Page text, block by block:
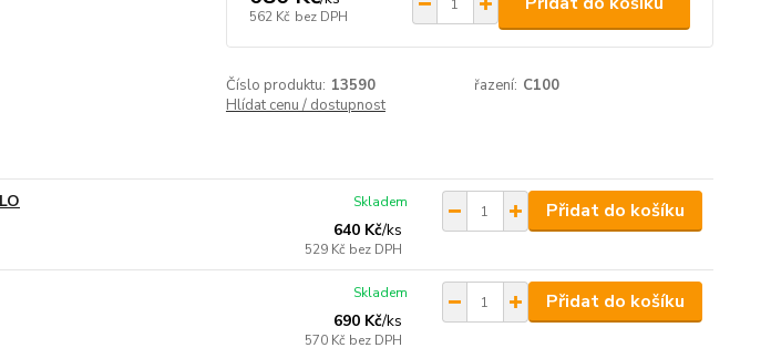
562 Kč bez DPH
Číslo produktu: 13590 řazení: C100
Hlídat cenu / dostupnost
640 Kč/ks
529 Kč bez DPH
Skladem Přidat do košíku
690 Kč/ks
570 Kč bez DPH
Skladem Přidat do košíku